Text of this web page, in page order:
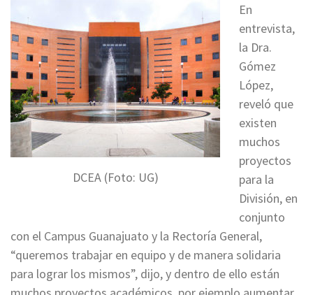
DCEA (Foto: UG)
En
entrevista,
la Dra.
Gómez
López,
reveló que
existen
muchos
proyectos
para la
División, en
conjunto
con el Campus Guanajuato y la Rectoría General,
“queremos trabajar en equipo y de manera solidaria
para lograr los mismos”, dijo, y dentro de ello están